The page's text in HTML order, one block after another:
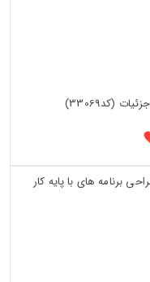
(کد33069)